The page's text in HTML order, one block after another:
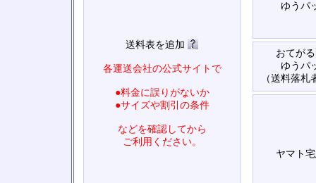
送料表を追加
各運送会社の公式サイトで
●料金に誤りがないか
●サイズや割引の条件
などを確認してから
ご利用ください。
ゆうパ
おてが
ゆうパ
（送料落札
ヤマト